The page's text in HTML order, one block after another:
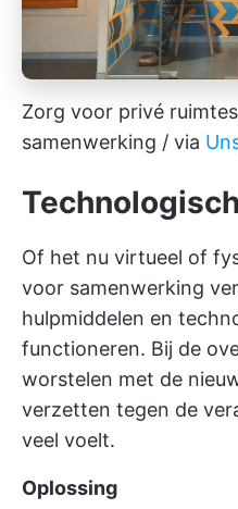
Zorg voor privé
samenwerking / via
Of het nu virtueel of
voor samenwerking
hulpmiddelen en
functioneren. Bij de
worstelen met de
verzetten tegen de
veel voelt.
Oplossing